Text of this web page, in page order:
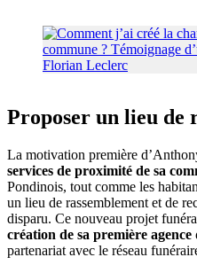
Proposer un lieu de
La motivation première
services de proximité de sa
Pondinois, tout comme les
un lieu de rassemblement et de
disparu. Ce nouveau projet
création de sa première agence
partenariat avec le réseau